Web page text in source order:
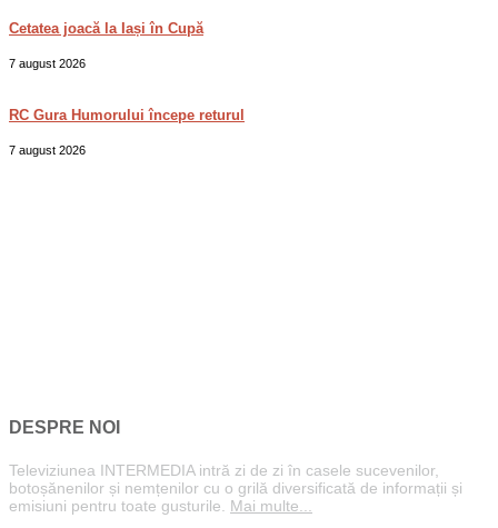
Cetatea joacă la Iași în Cupă
7 august 2026
RC Gura Humorului începe returul
7 august 2026
DESPRE NOI
Televiziunea INTERMEDIA intră zi de zi în casele sucevenilor,
botoșănenilor și nemțenilor cu o grilă diversificată de informații și
emisiuni pentru toate gusturile. Mai multe...